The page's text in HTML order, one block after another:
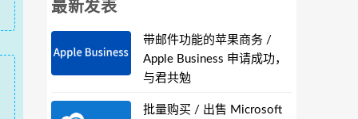
最新发表
带邮件功能的苹果商务 /
Apple Business 申请成功，
与君共勉
批量购买 / 出售 Microsoft